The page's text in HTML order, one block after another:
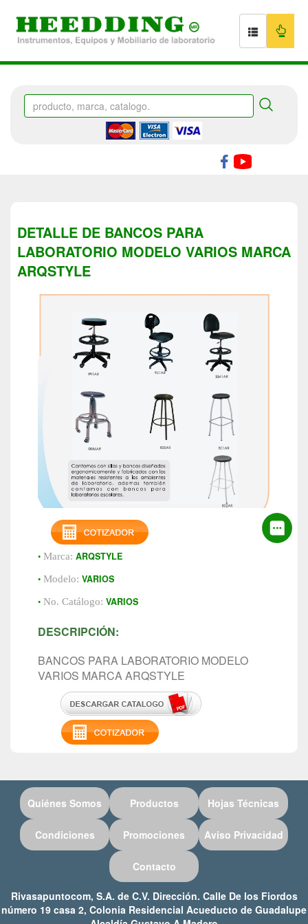
DETALLE DE BANCOS PARA
LABORATORIO MODELO VARIOS MARCA
ARQSTYLE
• Marca: ARQSTYLE
• Modelo: VARIOS
• No. Catálogo: VARIOS
DESCRIPCIÓN:
BANCOS PARA LABORATORIO MODELO
VARIOS MARCA ARQSTYLE
Quiénes Somos Productos Hojas Técnicas
Condiciones Promociones Aviso Privacidad
Contacto
Rivasapuntocom, S.A. de C.V. Dirección. Calle De los Fiordos
número 19 casa 2, Colonia Residencial Acueducto de Guadalupe